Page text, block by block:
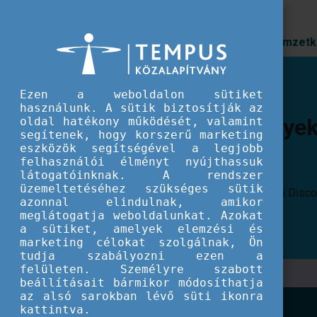
Prioritások
Nemzetközi élmények
és környékén
Ilyen volt az idei többnapos keszthelyi DiscoverEU
Ezen a weboldalon sütiket
használunk. A sütik biztosítják az
oldal hatékony működését, valamint
segítenek, hogy korszerű marketing
eszközök segítségével a legjobb
felhasználói élményt nyújthassuk
látogatóinknak. A rendszer
üzemeltetéséhez szükséges sütik
azonnal elindulnak, amikor
meglátogatja weboldalunkat. Azokat
a sütiket, amelyek elemzési és
marketing célokat szolgálnak, Ön
tudja szabályozni ezen a
felületen. Személyre szabott
beállításait bármikor módosíthatja
az alsó sarokban lévő süti ikonra
kattintva.